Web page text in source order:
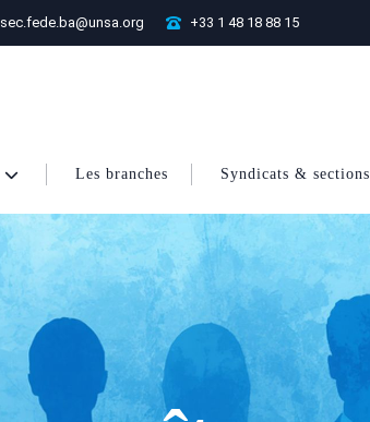
sec.fede.ba@unsa.org +33 1 48 18 88 15
Les branches Syndicats & sections